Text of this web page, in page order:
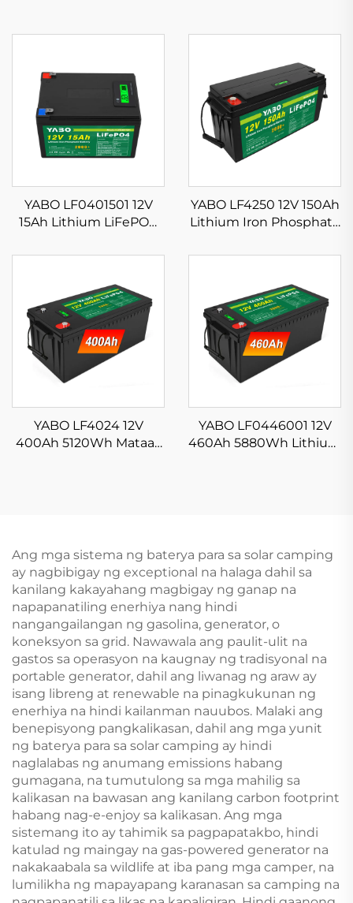
YABO LF0401501 12V
15Ah Lithium LiFePO4
Lithium Iron Phosphate
sa Fish Finder, Scooter,
Solar System
YABO LF4250 12V 150Ah
Lithium Iron Phosphate
Kalidad na Lithium
Pack Na May BMS
YABO LF4024 12V
400Ah 5120Wh Mataas
YABO LF0446001 12V
460Ah 5880Wh Lithium
Ang mga sistema ng baterya para sa solar camping
ay nagbibigay ng exceptional na halaga dahil sa
kanilang kakayahang magbigay ng ganap na
napapanatiling enerhiya nang hindi
nangangailangan ng gasolina, generator, o
koneksyon sa grid. Nawawala ang paulit-ulit na
gastos sa operasyon na kaugnay ng tradisyonal na
portable generator, dahil ang liwanag ng araw ay
isang libreng at renewable na pinagkukunan ng
enerhiya na hindi kailanman nauubos. Malaki ang
benepisyong pangkalikasan, dahil ang mga yunit
ng baterya para sa solar camping ay hindi
naglalabas ng anumang emissions habang
gumagana, na tumutulong sa mga mahilig sa
kalikasan na bawasan ang kanilang carbon footprint
habang nag-e-enjoy sa kalikasan. Ang mga
sistemang ito ay tahimik sa pagpapatakbo, hindi
katulad ng maingay na gas-powered generator na
nakakaabala sa wildlife at iba pang mga camper, na
lumilikha ng mapayapang karanasan sa camping na